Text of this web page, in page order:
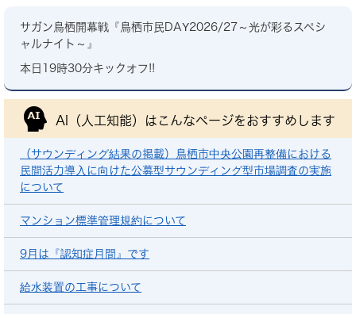
サガン鳥栖開幕戦『鳥栖市民DAY2026/27～光が彩るスペシ
ャルナイト～』
本日19時30分キックオフ!!
AI（人工知能）は こんなページをおすすめします
（サウンディング結果の掲載）鳥栖市中央公園再整備における
民間活力導入に向けた公募型サウンディング型市場調査の実施
について
マンション標準管理規約について
9月は『認知症月間』です
給水装置の工事について